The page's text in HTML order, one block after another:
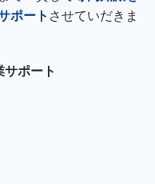
ポート させていだきま
ポート